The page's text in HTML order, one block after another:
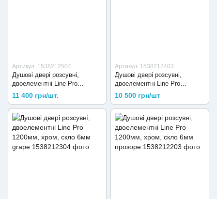
Артикул: 1538212504
Душові двері розсувні,
двоелементні Line Pro
1200мм, black matt, скло 6мм
11 400 грн/шт.
Артикул: 1538212403
Душові двері розсувні,
двоелементні Line Pro
1200мм, black matt, скло 6мм
10 500 грн/шт